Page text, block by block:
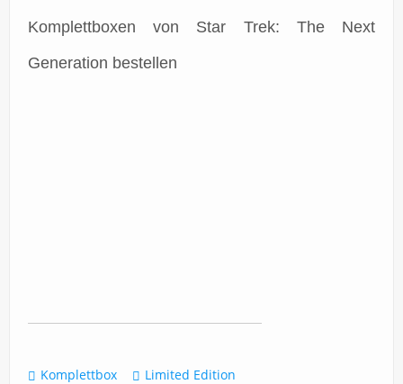
Komplettboxen von Star Trek: The Next
Generation bestellen
Komplettbox Limited Edition